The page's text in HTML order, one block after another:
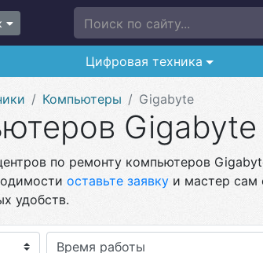
Поиск по сайту...
Цифровая техника
Компьютеры Gigabyte
по ремонту компьютеров
оставьте заявку и мастер сам
удобств.